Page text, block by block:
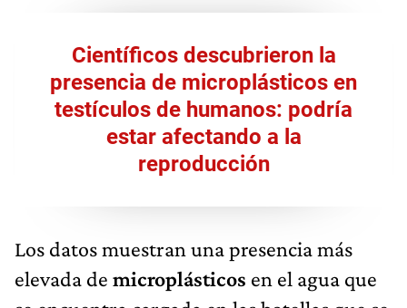
Científicos descubrieron la
presencia de microplásticos en
testículos de humanos: podría
estar afectando a la
reproducción
Los datos muestran una presencia más
elevada de microplásticos en el agua que